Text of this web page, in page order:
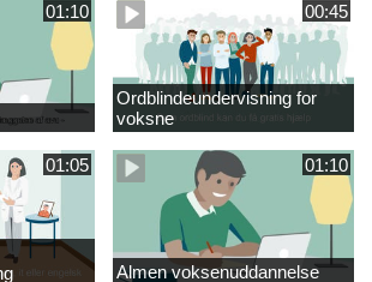
01:10 00:45
Ordblindeundervisning for
voksne
01:05 01:10
Almen voksenuddannelse